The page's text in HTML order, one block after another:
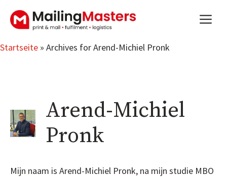
Inhalt
Startseite » Archives for Arend-Michiel Pronk
Arend-Michiel
Pronk
Mijn naam is Arend-Michiel Pronk, na mijn studie MBO